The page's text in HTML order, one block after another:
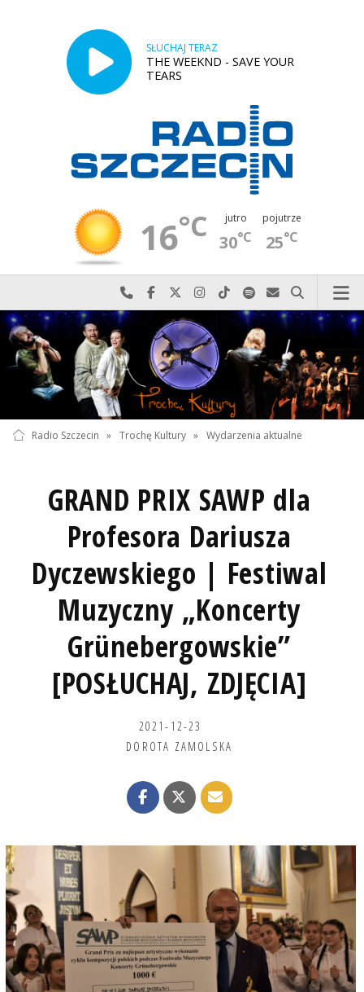
SŁUCHAJ TERAZ
THE WEEKND - SAVE YOUR
TEARS
16°C jutro
30°C
pojutrze
25°C
Najlepiej po prostu do nas zadzwoń
Odwiedź nas na Facebook-u
Odwiedź nas na X
Odwiedź nas na Instagram-ie
Odwiedź nas na TikTok-u
Szukaj nas na Spotify
Wyślij do nas
Szukaj
Radio Szczecin » Trochę Kultury » Wydarzenia aktualne
GRAND PRIX SAWP dla
Profesora Dariusza
Dyczewskiego | Festiwal
Muzyczny „Koncerty
Grünebergowskie”
[POSŁUCHAJ, ZDJĘCIA]
2021-12-23
DOROTA ZAMOLSKA